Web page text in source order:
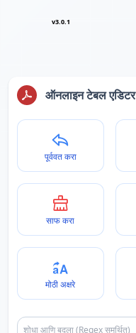
v3.0.1
ऑनलाइन टेबल एडिटर
पूर्ववत करा
साफ करा
मोठी अक्षरे